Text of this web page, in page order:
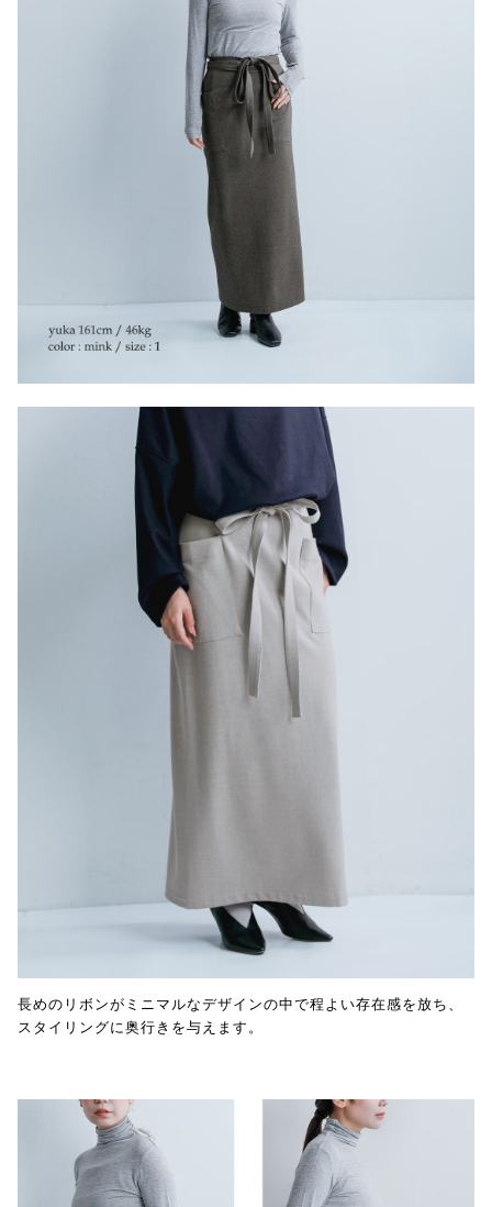
長めのリボンがミニマルなデザインの中で程よい存在感を放ち、
スタイリングに奥行きを与えます。